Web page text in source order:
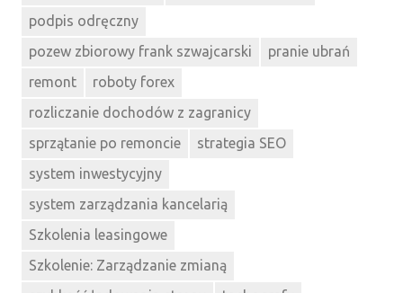
podpis odręczny
pozew zbiorowy frank szwajcarski
pranie ubrań
remont
roboty forex
rozliczanie dochodów z zagranicy
sprzątanie po remoncie
strategia SEO
system inwestycyjny
system zarządzania kancelarią
Szkolenia leasingowe
Szkolenie: Zarządzanie zmianą